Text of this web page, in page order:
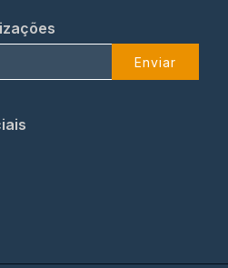
Enviar